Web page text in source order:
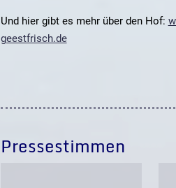
Und hier gibt es mehr über den Hof:
geestfrisch.de
Pressestimmen